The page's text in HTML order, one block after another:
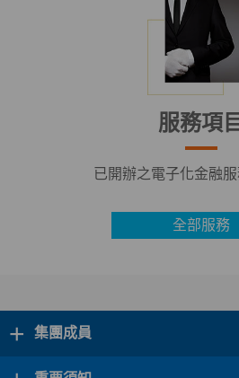
服務項目
已開辦之電子化金融
全部服務
+ 集團成員